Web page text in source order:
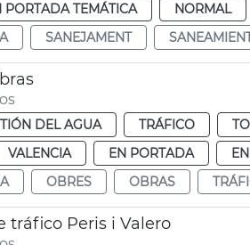
PORTADA TEMÁTICA NORMAL
SANEJAMENT
DEL AGUA TRÁFICO
VALENCIA EN PORTADA
OBRES OBRAS
tráfico Peris i Valero